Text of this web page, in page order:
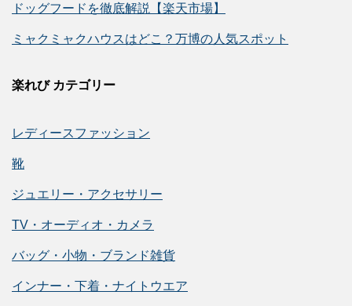
ドッグフードを徹底解説【楽天市場】
ミャクミャクハウスはどこ？万博の人気スポット
楽れび カテゴリー
レディースファッション
靴
ジュエリー・アクセサリー
TV・オーディオ・カメラ
バッグ・小物・ブランド雑貨
インナー・下着・ナイトウエア